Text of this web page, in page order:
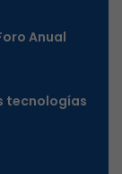
Anual
tecnologías